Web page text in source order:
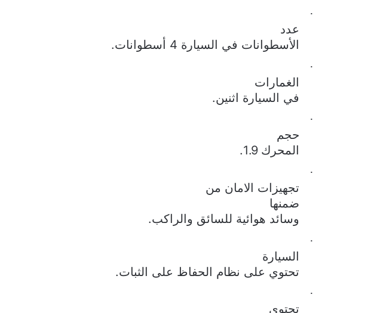
·
عدد
الأسطوانات في السيارة 4 أسطوانات.
·
الغمارات
في السيارة اثنين.
·
حجم
المحرك 1.9.
·
تجهيزات الامان من
ضمنها
وسائد هوائية للسائق والراكب.
·
السيارة
تحتوي على نظام الحفاظ على الثبات.
·
تحتوي